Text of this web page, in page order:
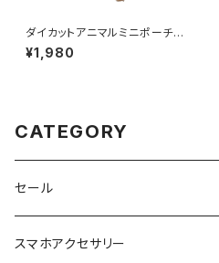
ダイカットアニマルミニポーチ
（カラビナ付き） トイ・プードル G
PO0407-B
¥1,980
CATEGORY
セール
スマホアクセサリー